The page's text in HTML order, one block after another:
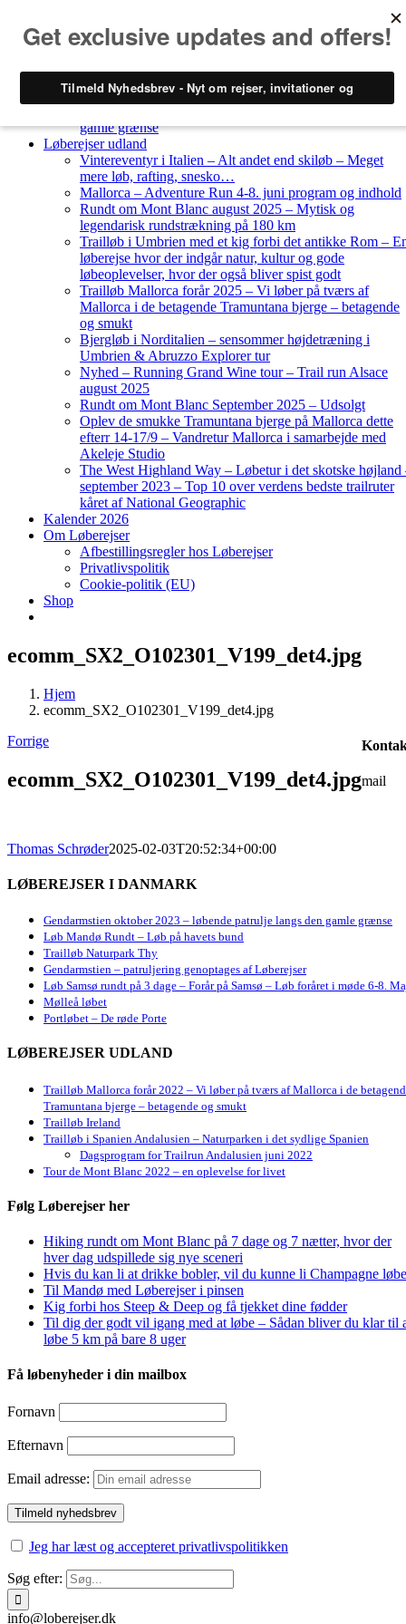
Løberejser Danmark
gamle grænse
Løberejser udland
Vintereventyr i Italien – Alt andet end skiløb – Meget
mere løb, rafting, snesko…
Mallorca – Adventure Run 4-8. juni program og indhold
Rundt om Mont Blanc august 2025 – Mytisk og
legendarisk rundstrækning på 180 km
Trailløb i Umbrien med et kig forbi det antikke Rom –
løberejse hvor der indgår natur, kultur og gode
løbeoplevelser, hvor der også bliver spist godt
Trailløb Mallorca forår 2025 – Vi løber på tværs af
Mallorca i de betagende Tramuntana bjerge – betagende
og smukt
Bjergløb i Norditalien – sensommer højdetræning i
Umbrien & Abruzzo Explorer tur
Nyhed – Running Grand Wine tour – Trail run Alsace
august 2025
Rundt om Mont Blanc September 2025 – Udsolgt
Oplev de smukke Tramuntana bjerge på Mallorca dette
efterr 14-17/9 – Vandretur Mallorca i samarbejde med
Akeleje Studio
The West Highland Way – Løbetur i det skotske højland
september 2023 – Top 10 over verdens bedste trailruter
kåret af National Geographic
Kalender 2026
Om Løberejser
Afbestillingsregler hos Løberejser
Privatlivspolitik
Cookie-politik (EU)
Shop
ecomm_SX2_O102301_V199_det4.jpg
Hjem
ecomm_SX2_O102301_V199_det4.jpg
Forrige
ecomm_SX2_O102301_V199_det4.jpg
Thomas Schrøder2025-02-03T20:52:34+00:00
LØBEREJSER I DANMARK
Gendarmstien oktober 2023 – løbende patrulje langs den gamle grænse
Løb Mandø Rundt – Løb på havets bund
Trailløb Naturpark Thy
Gendarmstien – patruljering genoptages af Løberejser
Løb Samsø rundt på 3 dage – Forår på Samsø – Løb foråret i møde 6-8.
Mølleå løbet
Portløbet – De røde Porte
LØBEREJSER UDLAND
Trailløb Mallorca forår 2022 – Vi løber på tværs af Mallorca i de
Tramuntana bjerge – betagende og smukt
Trailløb Ireland
Trailløb i Spanien Andalusien – Naturparken i det sydlige Spanien
Dagsprogram for Trailrun Andalusien juni 2022
Tour de Mont Blanc 2022 – en oplevelse for livet
Følg Løberejser her
Hiking rundt om Mont Blanc på 7 dage og 7 nætter, hvor der
hver dag udspillede sig nye sceneri
Hvis du kan li at drikke bobler, vil du kunne li Champagne
Til Mandø med Løberejser i pinsen
Kig forbi hos Steep & Deep og få tjekket dine fødder
Til dig der godt vil igang med at løbe – Sådan bliver du klar til
løbe 5 km på bare 8 uger
Få løbenyheder i din mailbox
Fornavn
Efternavn
Email adresse:
Jeg har læst og accepteret privatlivspolitikken
Søg efter:
mail
info@loberejser.dk